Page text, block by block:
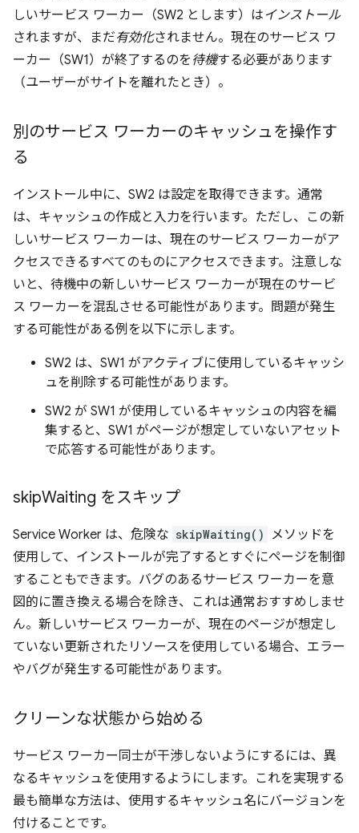
しいサービス ワーカー（SW2 とします）は インストール
されますが、まだ有効化されません。現在のサービス ワ
ーカー（SW1）が終了するのを 待機する必要があります
（ユーザーがサイトを離れたとき）。
別のサービス ワーカーのキャッシュを操作す
る
インストール中に、SW2 は設定を取得できます。通常
は、キャッシュの作成と入力を行います。ただし、この新
しいサービス ワーカーは、現在のサービス ワーカーがア
クセスできるすべてのものにアクセスできます。注意しな
いと、待機中の新しいサービス ワーカーが現在のサービ
ス ワーカーを混乱させる可能性があります。問題が発生
する可能性がある例を以下に示します。
SW2 は、SW1 がアクティブに使用しているキャッシ
ュを削除する可能性があります。
SW2 が SW1 が使用しているキャッシュの内容を編
集すると、SW1 がページが想定していないアセット
で応答する可能性があります。
skipWaiting をスキップ
Service Worker は、危険な skipWaiting()
メソッドを
使用して、インストールが完了するとすぐにページを制御
することもできます。バグのあるサービス ワーカーを意
図的に置き換える場合を除き、これは通常おすすめしませ
ん。新しいサービス ワーカーが、現在のページが想定し
ていない更新されたリソースを使用している場合、エラー
やバグが発生する可能性があります。
クリーンな状態から始める
サービス ワーカー同士が干渉しないようにするには、異
なるキャッシュを使用するようにします。これを実現する
最も簡単な方法は、使用するキャッシュ名にバージョンを
付けることです。